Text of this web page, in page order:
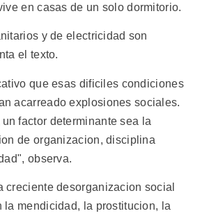
en casas de un solo dormitorio.
y de electricidad son
el texto.
que esas dificiles condiciones
acarreado explosiones sociales.
factor determinante sea la
de organizacion, disciplina
observa.
creciente desorganizacion social
la mendicidad, la prostitucion, la